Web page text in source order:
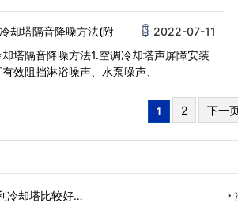
却塔隔音降噪方法(附
2022-07-11
塔隔音降噪方法1.空调冷却塔声屏障安装
效阻挡淋浴噪声、水泵噪声、
1 2 下一
冷却塔比较好…